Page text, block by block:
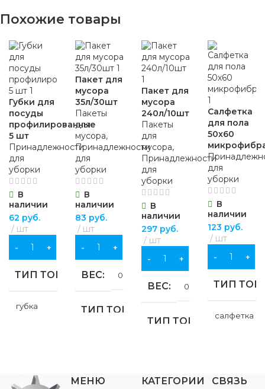
Похожие товары
Губки для
посуды
профилированные
5 шт
Принадлежности
для
уборки
В
наличии
62 руб.
шт
ТИП ТОВАРА
губка
Пакет для
мусора
35л/30шт
Пакеты
для
мусора,
Принадлежности
для
уборки
В
наличии
83 руб.
шт
ВЕС 0.01 кг
ТИП ТОВАРА
Пакет для
мусора
240л/10шт
Пакеты
для
мусора,
Принадлежности
для
уборки
В
наличии
297 руб.
шт
ВЕС 0.05 кг
ТИП ТОВАРА
НАЗНАЧЕНИЕ
Салфетка
для пола
50х60
для
уборки
В
наличии
123 руб.
шт
ТИП
салфетка
для пола
МЕНЮ
КАТЕГОРИИ
СВЯЗЬ